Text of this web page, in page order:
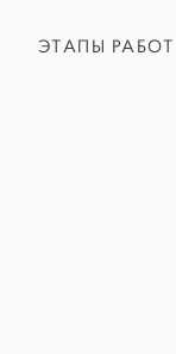
ЭТАПЫ РАБОТ